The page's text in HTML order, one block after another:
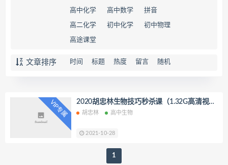
高中化学 高中数学 拼音
高二化学 初中化学 初中物理
高途课堂
文章排序 时间 标题 热度 留言 随机
VIP专属
2020胡忠林生物技巧秒杀课（1.32G高清视频
百度云）
​胡忠林 高中生物
2021-10-28
1